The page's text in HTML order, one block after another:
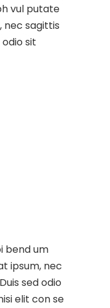
vul putate
nec sagittis
sit
bend um
ipsum, nec
sed odio
elit con se